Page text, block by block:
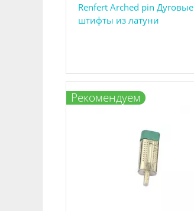
Renfert Arched pin Дуговые
штифты из латуни
Рекомендуем